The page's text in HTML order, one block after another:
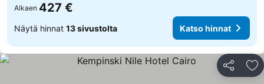
Alkaen 427 €
Näytä hinnat 13 sivustolta Katso hinnat
Jaa